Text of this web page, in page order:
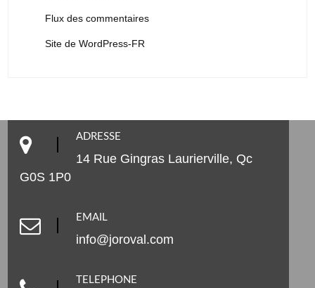
Flux des commentaires
Site de WordPress-FR
ADRESSE
14 Rue Gingras Laurierville, Qc
G0S 1P0
EMAIL
info@joroval.com
TELEPHONE